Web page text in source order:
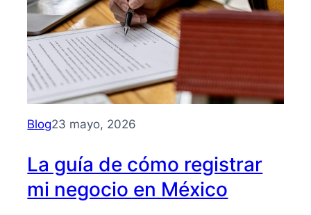
su
importancia
y
beneficios
Blog23 mayo, 2026
La guía de cómo registrar
mi negocio en México